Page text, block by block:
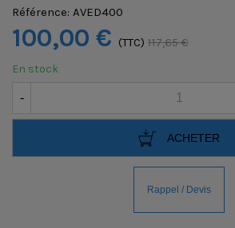
Référence: AVED400
100,00 € (TTC) 117,65 €
En stock
-
ACHETER